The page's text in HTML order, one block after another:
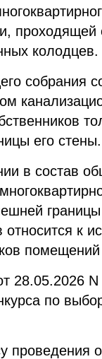
колодцев.
собрания
его стены.
в состав
к
28.05.2026
по